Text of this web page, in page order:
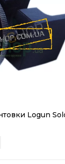
Logun